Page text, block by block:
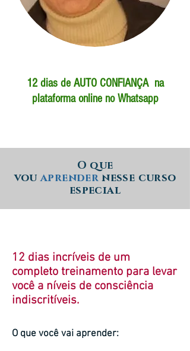
12 dias de AUTO CONFIANÇA na
plataforma online no Whatsapp
O que
vouaprender nesse curso
especial
12 dias incríveis de um
completo treinamento para levar
você a níveis de consciência
indiscritíveis.
O que você vai aprender: